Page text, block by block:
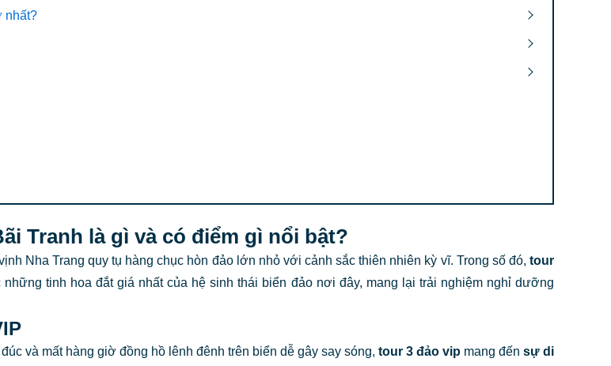
nhất?
Tranh là gì và có điểm gì nổi bật?
Nha Trang quy tụ hàng chục hòn đảo lớn nhỏ với cảnh sắc thiên nhiên kỳ vĩ. Trong số đó, tour
tinh hoa đắt giá nhất của hệ sinh thái biển đảo nơi đây, mang lại trải nghiệm nghỉ dưỡng
và mất hàng giờ đồng hồ lênh đênh trên biển dễ gây say sóng, tour 3 đảo vip mang đến sự di